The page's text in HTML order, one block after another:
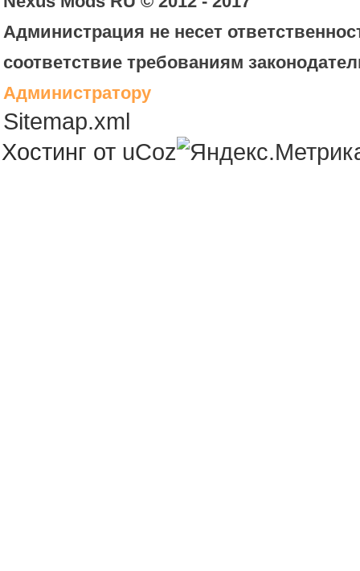
Администрация не несет
соответствие требованиям
Администратору
Sitemap.xml
Хостинг от uCoz